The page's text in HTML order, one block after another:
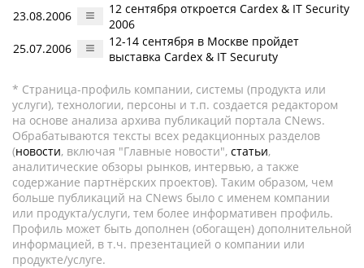
23.08.2006
12 сентября откроется Cardex & IT Security
2006
25.07.2006
12-14 сентября в Москве пройдет
выставка Cardex & IT Securuty
* Страница-профиль компании, системы (продукта или
услуги), технологии, персоны и т.п. создается редактором
на основе анализа архива публикаций портала CNews.
Обрабатываются тексты всех редакционных разделов
(новости, включая "Главные новости", статьи,
аналитические обзоры рынков, интервью, а также
содержание партнёрских проектов). Таким образом, чем
больше публикаций на CNews было с именем компании
или продукта/услуги, тем более информативен профиль.
Профиль может быть дополнен (обогащен) дополнительной
информацией, в т.ч. презентацией о компании или
продукте/услуге.